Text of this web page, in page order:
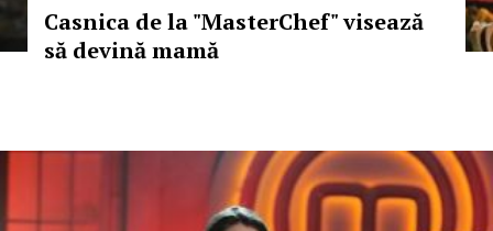
Casnica de la "MasterChef" visează
să devină mamă